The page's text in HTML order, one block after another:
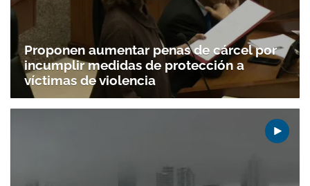
Proponen aumentar penas de cárcel por
incumplir medidas de protección a
víctimas de violencia